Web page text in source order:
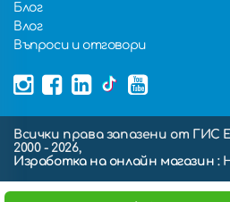
Блог
Влог
Въпроси и отговори
Всички права запазени от
2000 - 2026,
Изработка на онлайн магазин :